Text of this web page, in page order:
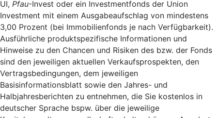
UI, Pfau-Invest oder ein Investmentfonds der Union
Investment mit einem Ausgabeaufschlag von mindestens
3,00 Prozent (bei Immobilienfonds je nach Verfügbarkeit).
Ausführliche produktspezifische Informationen und
Hinweise zu den Chancen und Risiken des bzw. der Fonds
sind den jeweiligen aktuellen Verkaufsprospekten, den
Vertragsbedingungen, dem jeweiligen
Basisinformationsblatt sowie den Jahres- und
Halbjahresberichten zu entnehmen, die Sie kostenlos in
deutscher Sprache bspw. über die jeweilige